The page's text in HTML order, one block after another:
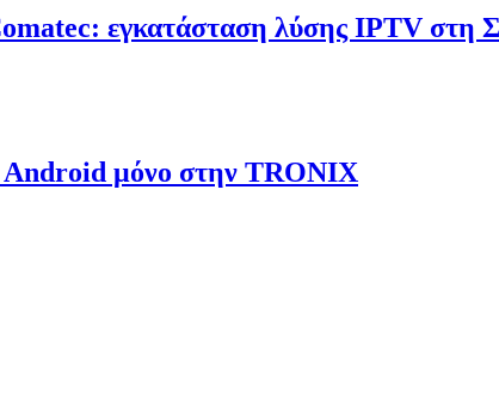
εγκατάσταση λύσης IPTV στη
μόνο στην TRONIX